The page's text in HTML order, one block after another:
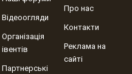
Відеоогляди
Організація
івентів
Партнерські
Про нас
Контакти
Реклама на
сайті